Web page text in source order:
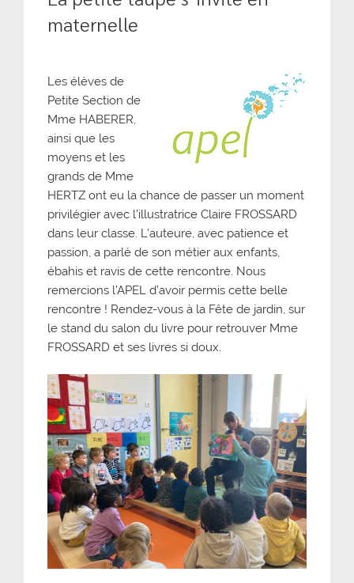
maternelle
Les élèves de
Petite Section de
Mme HABERER,
ainsi que les
moyens et les
grands de Mme
HERTZ ont eu la chance de passer un moment
privilégier avec l’illustratrice Claire FROSSARD
dans leur classe. L’auteure, avec patience et
passion, a parlé de son métier aux enfants,
ébahis et ravis de cette rencontre. Nous
remercions l’APEL d’avoir permis cette belle
rencontre ! Rendez-vous à la Fête de jardin, sur
le stand du salon du livre pour retrouver Mme
FROSSARD et ses livres si doux.